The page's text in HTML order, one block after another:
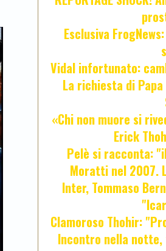
Esclusiva
Vidal infortunato:
La richiesta di
«Chi non muore si
Erick
Pelè si racconta:
Moratti nel 2007.
Inter, Tommaso
Clamoroso Thohir:
Incontro nella